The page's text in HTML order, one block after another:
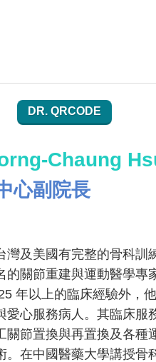
DR. QRCODE
Chaung
心副院長
灣及美國有完整的骨科訓
的關節重建與運動醫學專
年以上的臨床經驗外，
愛心服務病人。其臨床服
關節置換與再置換及各種
。在中國醫藥大學講授骨